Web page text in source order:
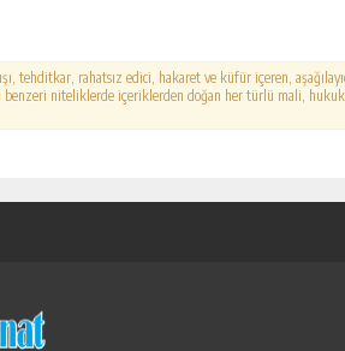
tehditkar, rahatsız edici, hakaret ve küfür içeren,
benzeri niteliklerde içeriklerden doğan her türlü mali,